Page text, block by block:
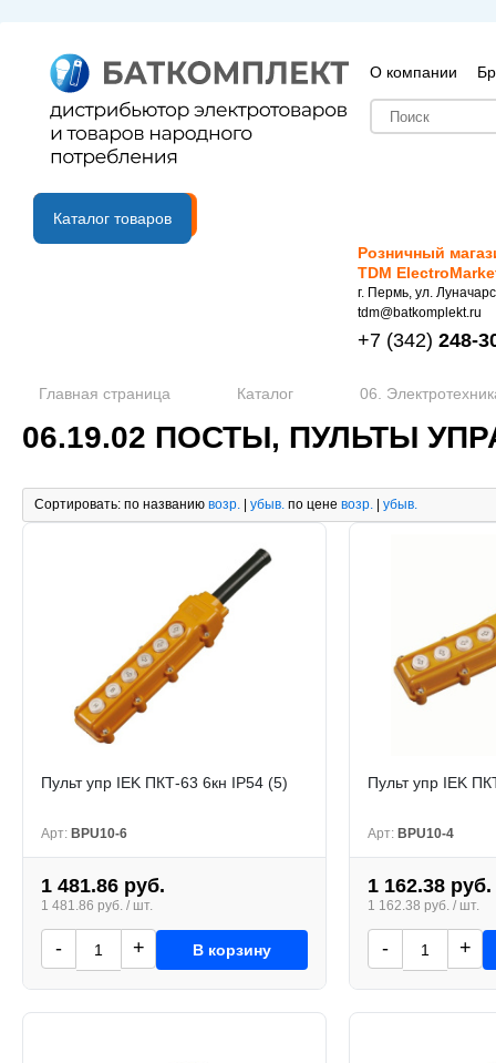
О компании
B2B портал
Каталог товаров
Розничный
TDM
г. Пермь, ул.
tdm@batkomplekt.ru
+7 (342) 248-
Главная страница Каталог 06.
06.19.02 ПОСТЫ, ПУЛЬТЫ
Сортировать: по названию возр. | убыв. по цене возр. | убыв.
Пульт упр IEK ПКТ-63 6кн IP54 (5)
Арт: BPU10-6
1 481.86 руб.
1 481.86 руб. / шт.
- + В корзину
Пульт упр IEK
Арт: BPU10-4
1 162.38 руб.
1 162.38 руб. / шт.
- +